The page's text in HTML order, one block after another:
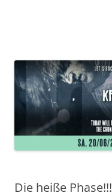
Die heiße Phase!!!